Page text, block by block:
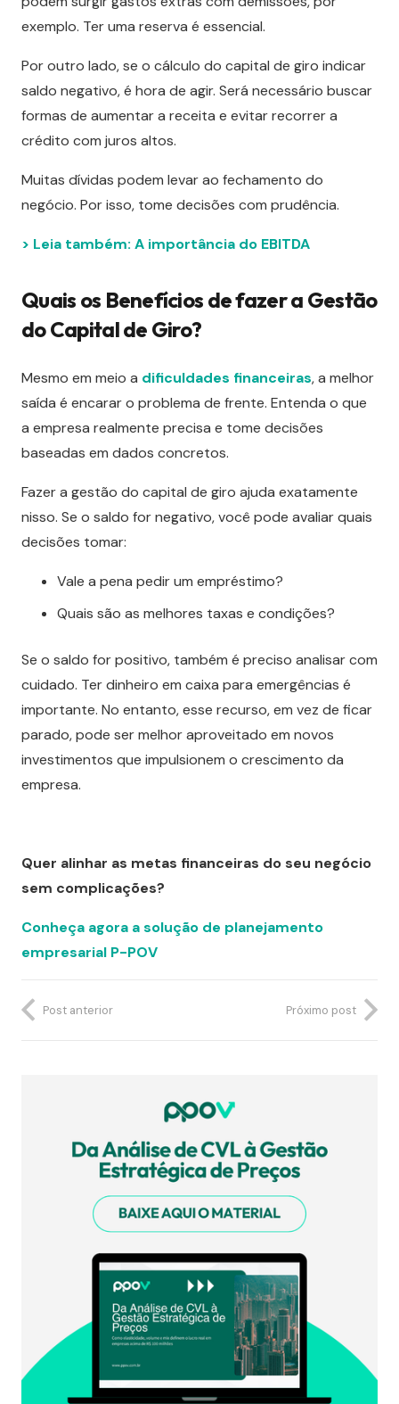
exemplo. Ter uma reserva é essencial.
Por outro lado, se o cálculo do capital de giro indicar
saldo negativo, é hora de agir. Será necessário buscar
formas de aumentar a receita e evitar recorrer a
crédito com juros altos.
Muitas dívidas podem levar ao fechamento do
negócio. Por isso, tome decisões com prudência.
> Leia também: A importância do EBITDA
Quais os Benefícios de fazer a Gestão
do Capital de Giro?
Mesmo em meio a dificuldades financeiras, a melhor
saída é encarar o problema de frente. Entenda o que
a empresa realmente precisa e tome decisões
baseadas em dados concretos.
Fazer a gestão do capital de giro ajuda exatamente
nisso. Se o saldo for negativo, você pode avaliar quais
decisões tomar:
Vale a pena pedir um empréstimo?
Quais são as melhores taxas e condições?
Se o saldo for positivo, também é preciso analisar com
cuidado. Ter dinheiro em caixa para emergências é
importante. No entanto, esse recurso, em vez de ficar
parado, pode ser melhor aproveitado em novos
investimentos que impulsionem o crescimento da
empresa.
Quer alinhar as metas financeiras do seu negócio
sem complicações?
Conheça agora a solução de planejamento
empresarial P-POV
Post anterior Próximo post